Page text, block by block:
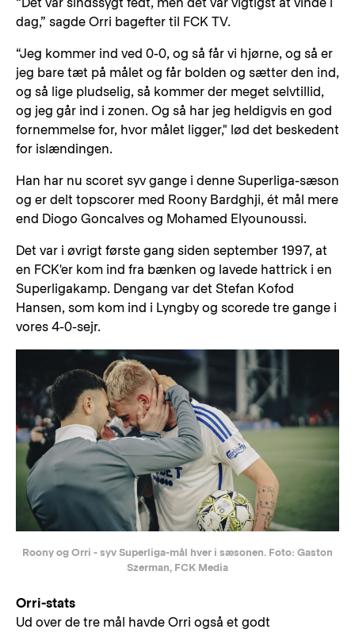
dag,” sagde Orri bagefter til FCK TV.
“Jeg kommer ind ved 0-0, og så får vi hjørne, og så er
jeg bare tæt på målet og får bolden og sætter den ind,
og så lige pludselig, så kommer der meget selvtillid,
og jeg går ind i zonen. Og så har jeg heldigvis en god
fornemmelse for, hvor målet ligger," lød det beskedent
for islændingen.
Han har nu scoret syv gange i denne Superliga-sæson
og er delt topscorer med Roony Bardghji, ét mål mere
end Diogo Goncalves og Mohamed Elyounoussi.
Det var i øvrigt første gang siden september 1997, at
en FCK'er kom ind fra bænken og lavede hattrick i en
Superligakamp. Dengang var det Stefan Kofod
Hansen, som kom ind i Lyngby og scorede tre gange i
vores 4-0-sejr.
Roony og Orri - syv Superliga-mål hver i sæsonen. Foto: Gaston
Szerman, FCK Media
Orri-stats
Ud over de tre mål havde Orri også et godt